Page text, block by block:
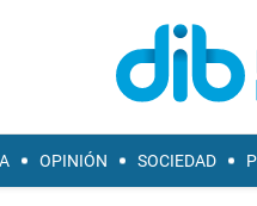
OPINIÓN SOCIEDAD